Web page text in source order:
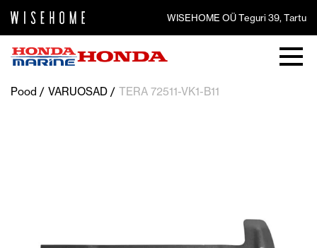
WISEHOME OÜ Teguri 39, Tartu
Pood VARUOSAD TERA 72511-VK1-B11